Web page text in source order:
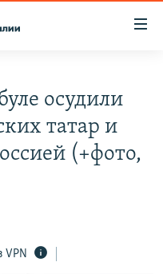
осудили
татар и
(+фото,
VPN